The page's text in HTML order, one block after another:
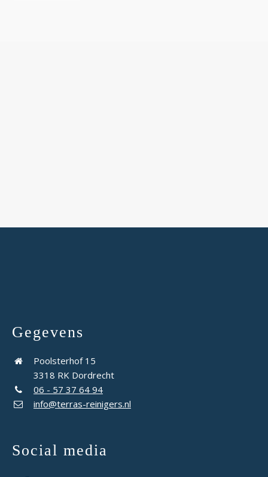
Gegevens
Poolsterhof 15
3318 RK Dordrecht
06 - 57 37 64 94
info@terras-reinigers.nl
Social media